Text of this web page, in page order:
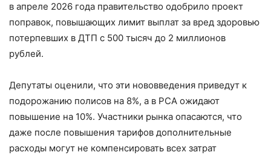
в апреле 2026 года правительство одобрило проект
поправок, повышающих лимит выплат за вред здоровью
потерпевших в ДТП с 500 тысяч до 2 миллионов
рублей.
Депутаты оценили, что эти нововведения приведут к
подорожанию полисов на 8%, а в РСА ожидают
повышение на 10%. Участники рынка опасаются, что
даже после повышения тарифов дополнительные
расходы могут не компенсировать всех затрат